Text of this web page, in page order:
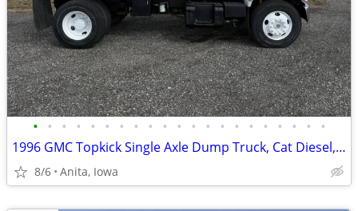
• • • • • • • • • • • • • • • • • • • • •
1996 GMC Topkick Single Axle Dump Truck, Cat Diesel, EX Government
8/6 Anita, Iowa